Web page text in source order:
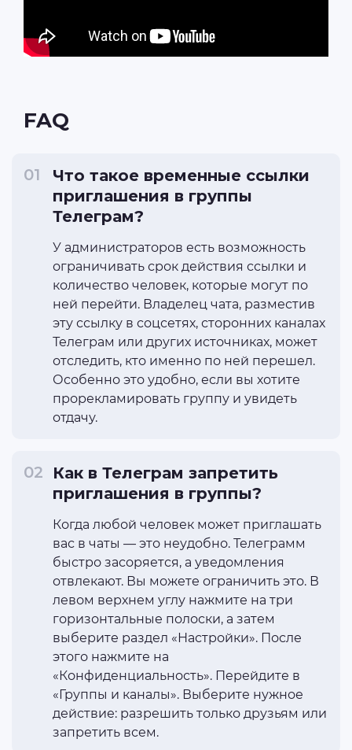
FAQ
Что такое временные ссылки
приглашения в группы
Телеграм?
У администраторов есть возможность
ограничивать срок действия ссылки и
количество человек, которые могут по
ней перейти. Владелец чата, разместив
эту ссылку в соцсетях, сторонних каналах
Телеграм или других источниках, может
отследить, кто именно по ней перешел.
Особенно это удобно, если вы хотите
прорекламировать группу и увидеть
отдачу.
Как в Телеграм запретить
приглашения в группы?
Когда любой человек может приглашать
вас в чаты — это неудобно. Телеграмм
быстро засоряется, а уведомления
отвлекают. Вы можете ограничить это. В
левом верхнем углу нажмите на три
горизонтальные полоски, а затем
выберите раздел «Настройки». После
этого нажмите на
«Конфиденциальность». Перейдите в
«Группы и каналы». Выберите нужное
действие: разрешить только друзьям или
запретить всем.